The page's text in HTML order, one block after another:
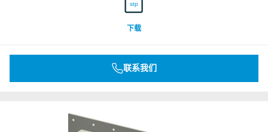
stp
下载
联系我们